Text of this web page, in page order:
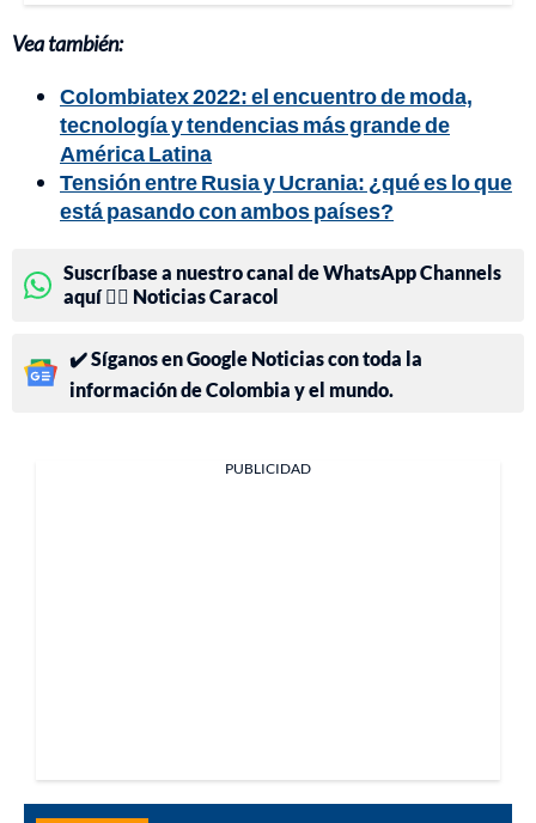
Vea también:
Colombiatex 2022: el encuentro de moda,
tecnología y tendencias más grande de
América Latina
Tensión entre Rusia y Ucrania: ¿qué es lo que
está pasando con ambos países?
Suscríbase a nuestro canal de WhatsApp Channels
aquí 👉🏻 Noticias Caracol
✔️ Síganos en Google Noticias con toda la
información de Colombia y el mundo.
PUBLICIDAD